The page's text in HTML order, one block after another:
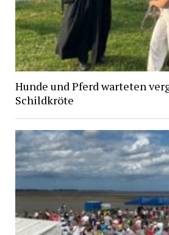
Hunde und Pferd warteten
Schildkröte